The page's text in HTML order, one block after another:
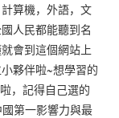
算機，外語，文
人民都能聽到名
會到這個網站上
夥伴啦~想學習的
，記得自己選的
第一影響力與最